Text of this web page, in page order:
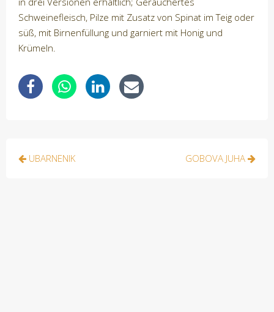
Schweinefleisch, Pilze mit Zusatz von Spinat im Teig oder
süß, mit Birnenfüllung und garniert mit Honig und
Krümeln.
Navigacija
UBARNENIK GOBOVA JUHA